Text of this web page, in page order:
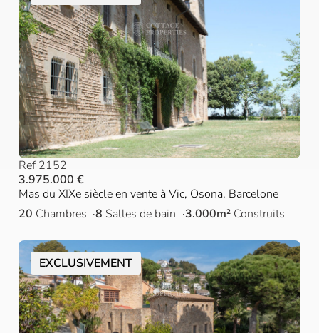
Ref 2152
3.975.000 €
Mas du XIXe siècle en vente à Vic, Osona, Barcelone
20 Chambres 8 Salles de bain 3.000m² Construits
EXCLUSIVEMENT